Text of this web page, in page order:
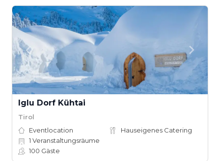
Iglu Dorf Kühtai
Tirol
Eventlocation
Hauseigenes Catering
1 Veranstaltungsräume
100 Gäste